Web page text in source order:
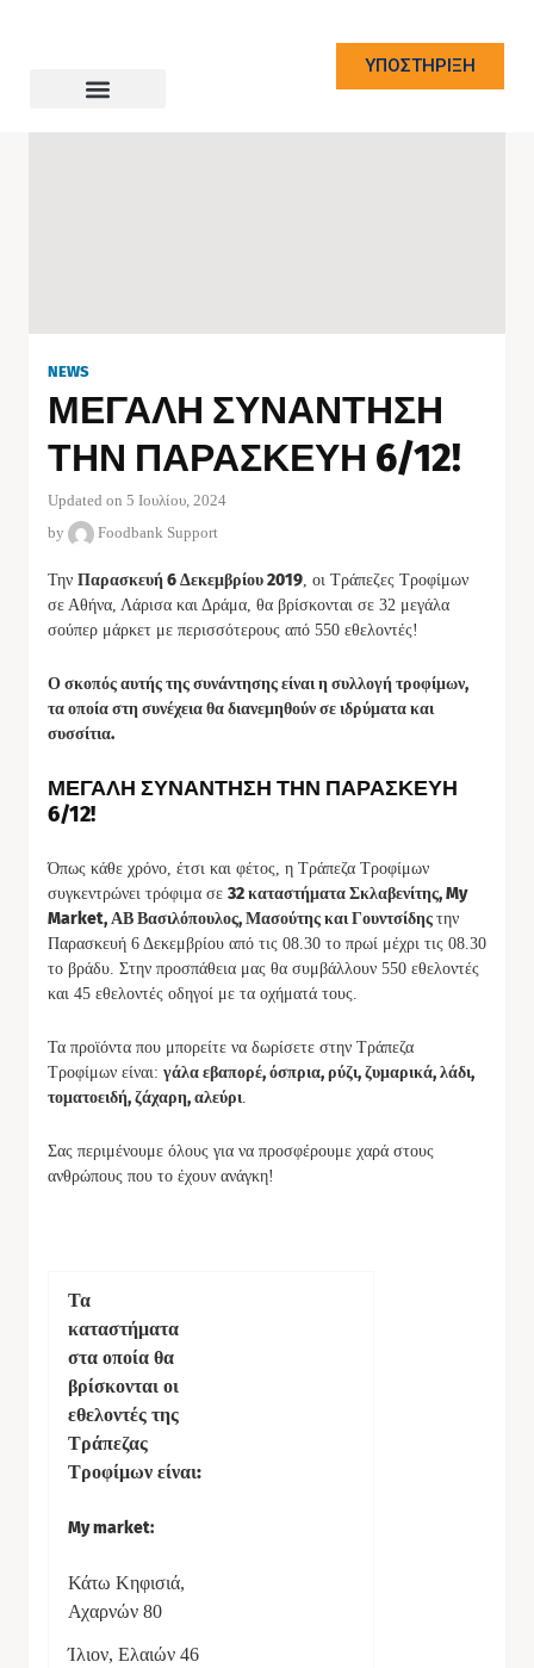
ΥΠΟΣΤΗΡΙΞΗ
NEWS
ΜΕΓΑΛΗ ΣΥΝΑΝΤΗΣΗ
ΤΗΝ ΠΑΡΑΣΚΕΥΗ 6/12!
Updated on 5 Ιουλίου, 2024
by
Foodbank Support
Την Παρασκευή 6 Δεκεμβρίου 2019, οι Τράπεζες Τροφίμων
σε Αθήνα, Λάρισα και Δράμα, θα βρίσκονται σε 32 μεγάλα
σούπερ μάρκετ με περισσότερους από 550 εθελοντές!
Ο σκοπός αυτής της συνάντησης είναι η συλλογή τροφίμων,
τα οποία στη συνέχεια θα διανεμηθούν σε ιδρύματα και
συσσίτια.
ΜΕΓΑΛΗ ΣΥΝΑΝΤΗΣΗ ΤΗΝ ΠΑΡΑΣΚΕΥΗ
6/12!
Όπως κάθε χρόνο, έτσι και φέτος, η Τράπεζα Τροφίμων
συγκεντρώνει τρόφιμα σε 32 καταστήματα Σκλαβενίτης, My
Market, ΑΒ Βασιλόπουλος, Μασούτης και Γουντσίδης την
Παρασκευή 6 Δεκεμβρίου από τις 08.30 το πρωί μέχρι τις 08.30
το βράδυ. Στην προσπάθεια μας θα συμβάλλουν 550 εθελοντές
και 45 εθελοντές οδηγοί με τα οχήματά τους.
Τα προϊόντα που μπορείτε να δωρίσετε στην Τράπεζα
Τροφίμων είναι: γάλα εβαπορέ, όσπρια, ρύζι, ζυμαρικά, λάδι,
τοματοειδή, ζάχαρη, αλεύρι.
Σας περιμένουμε όλους για να προσφέρουμε χαρά στους
ανθρώπους που το έχουν ανάγκη!
Τα
καταστήματα
στα οποία θα
βρίσκονται οι
εθελοντές της
Τράπεζας
Τροφίμων είναι:
My market:
Κάτω Κηφισιά,
Αχαρνών 80
Ίλιον, Ελαιών 46